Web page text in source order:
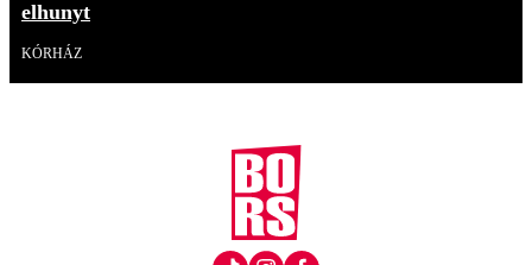
elhunyt
KÓRHÁZ